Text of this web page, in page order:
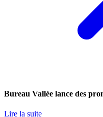
Bureau Vallée lance des
Lire la suite